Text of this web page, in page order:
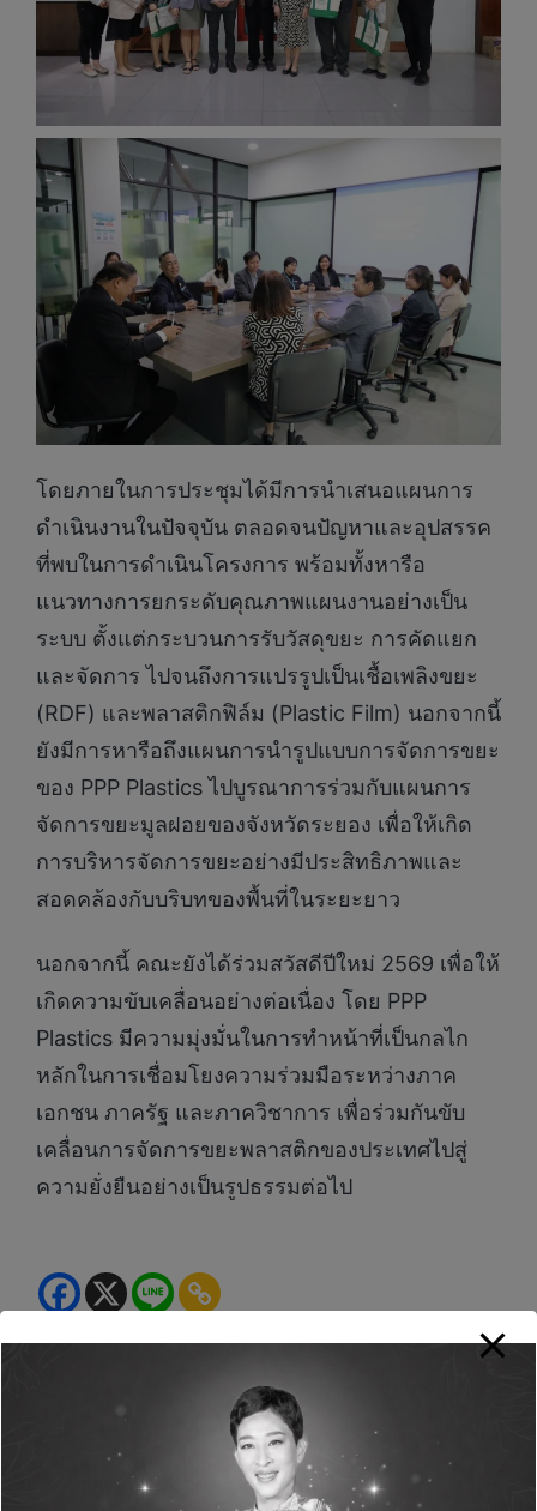
โดยภายในการประชุมได้มีการนำเสนอแผนการ
ดำเนินงานในปัจจุบัน ตลอดจนปัญหาและอุปสรรค
ที่พบในการดำเนินโครงการ พร้อมทั้งหารือ
แนวทางการยกระดับคุณภาพแผนงานอย่างเป็น
ระบบ ตั้งแต่กระบวนการรับวัสดุขยะ การคัดแยก
และจัดการ ไปจนถึงการแปรรูปเป็นเชื้อเพลิงขยะ
(RDF) และพลาสติกฟิล์ม (Plastic Film) นอกจากนี้
ยังมีการหารือถึงแผนการนำรูปแบบการจัดการขยะ
ของ PPP Plastics ไปบูรณาการร่วมกับแผนการ
จัดการขยะมูลฝอยของจังหวัดระยอง เพื่อให้เกิด
การบริหารจัดการขยะอย่างมีประสิทธิภาพและ
สอดคล้องกับบริบทของพื้นที่ในระยะยาว
นอกจากนี้ คณะยังได้ร่วมสวัสดีปีใหม่ 2569 เพื่อให้
เกิดความขับเคลื่อนอย่างต่อเนื่อง โดย PPP
Plastics มีความมุ่งมั่นในการทำหน้าที่เป็นกลไก
หลักในการเชื่อมโยงความร่วมมือระหว่างภาค
เอกชน ภาครัฐ และภาควิชาการ เพื่อร่วมกันขับ
เคลื่อนการจัดการขยะพลาสติกของประเทศไปสู่
ความยั่งยืนอย่างเป็นรูปธรรมต่อไป
Green Life+
View All Posts